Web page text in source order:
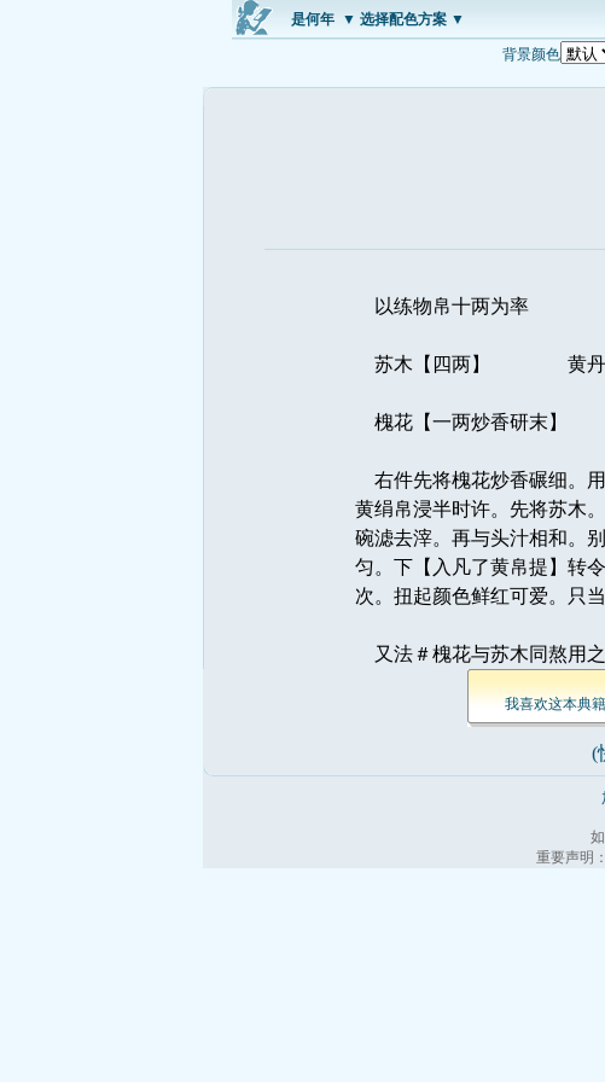
是何年 ▼ 选择配色方案 ▼
背景颜色
以练物帛十两为率
苏木【四两】 黄丹【
槐花【一两炒香研末】
右件先将槐花炒香碾细。
黄绢帛浸半时许。先将苏木
碗滤去滓。再与头汁相和。
匀。下【入凡了黄帛提】转
次。扭起颜色鲜红可爱。只
又法＃槐花与苏木同熬用之
我喜欢这本典籍
(
重要声明